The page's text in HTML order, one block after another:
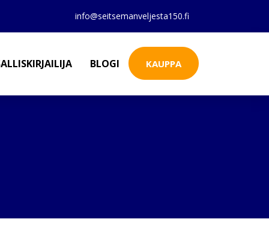
info@seitsemanveljesta150.fi
BLOGI KAUPPA